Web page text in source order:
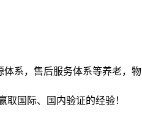
体系，售后服务体系等养老，物
国际、国内验证的经验！